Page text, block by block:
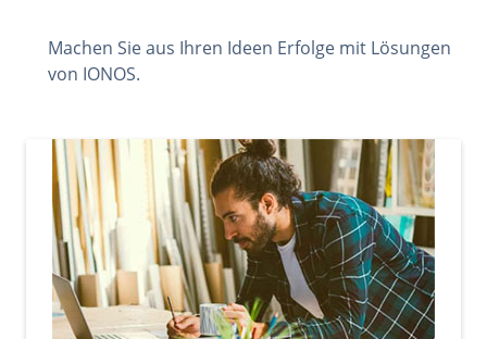
Machen Sie aus Ihren Ideen Erfolge mit Lösungen
von IONOS.